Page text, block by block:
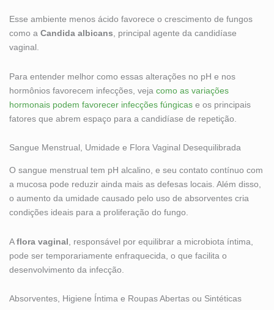
Esse ambiente menos ácido favorece o crescimento de fungos
como a Candida albicans , principal agente da candidíase
vaginal.
Para entender melhor como essas alterações no pH e nos
hormônios favorecem infecções, veja como as variações
hormonais podem favorecer infecções fúngicas e os principais
fatores que abrem espaço para a candidíase de repetição.
Sangue Menstrual, Umidade e Flora Vaginal Desequilibrada
O sangue menstrual tem pH alcalino, e seu contato contínuo com
a mucosa pode reduzir ainda mais as defesas locais. Além disso,
o aumento da umidade causado pelo uso de absorventes cria
condições ideais para a proliferação do fungo.
Aflora vaginal , responsável por equilibrar a microbiota íntima,
pode ser temporariamente enfraquecida, o que facilita o
desenvolvimento da infecção.
Absorventes, Higiene Íntima e Roupas Abertas ou Sintéticas